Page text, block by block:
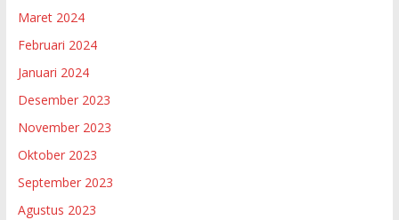
Maret 2024
Februari 2024
Januari 2024
Desember 2023
November 2023
Oktober 2023
September 2023
Agustus 2023